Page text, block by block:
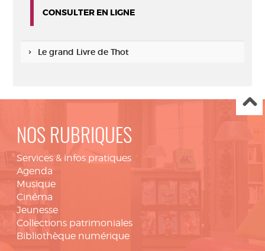
CONSULTER EN LIGNE
Le grand Livre de Thot
NOS RUBRIQUES
Services & infos pratiques
Agenda
Musique
Cinéma
Jeunesse
Collections patrimoniales
Bibliothèque numérique